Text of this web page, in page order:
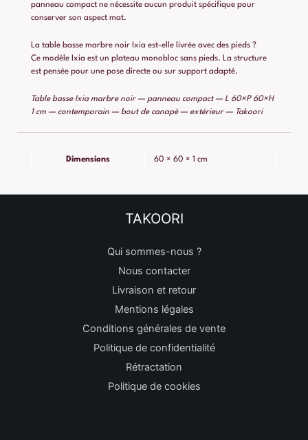
panneau compact ne nécessite aucun produit spécifique pour
conserver son aspect mat.
La table basse marbre noir Ixia est-elle livrée avec des pieds ?
Ce modèle Ixia est un plateau monobloc sans pieds. La structure
est pensée pour une pose directe ou sur support adapté.
Table basse Ixia marbre noir — panneau compact — L 60×P 60×H
1 cm — contemporain — bout de canapé — extérieur — Takoori
Dimensions 60 × 60 × 1 cm
TAKOORI
Qui sommes-nous ?
Nous contacter
Livraison et retour
Mentions légales
Conditions générales de vente
Politique de confidentialité
Rétractation
Politique de cookies